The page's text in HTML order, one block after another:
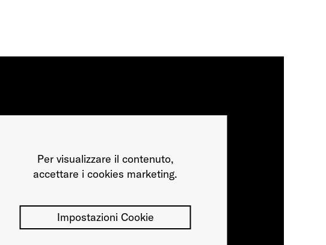
Per visualizzare il contenuto,
accettare i cookies marketing.
Impostazioni Cookie